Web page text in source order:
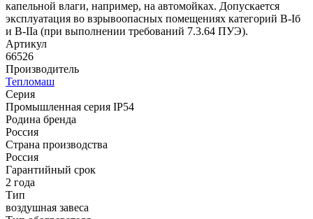
капельной влаги, например, на автомойках. Допускается
эксплуатация во взрывоопасных помещениях категорий В-Iб
и В-IIа (при выполнении требований 7.3.64 ПУЭ).
Артикул
66526
Производитель
Тепломаш
Серия
Промышленная серия IP54
Родина бренда
Россия
Страна производства
Россия
Гарантийный срок
2 года
Тип
воздушная завеса